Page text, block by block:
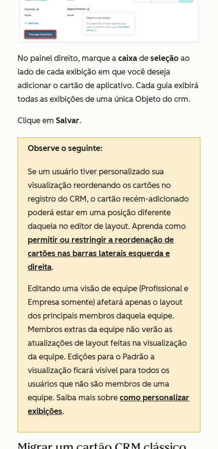
No painel direito, marque a caixa de seleção ao
lado de cada exibição em que você deseja
adicionar o cartão de aplicativo. Cada guia exibirá
todas as exibições de uma única Objeto do crm.
Clique em Salvar.
Observe o seguinte:
Se um usuário tiver personalizado sua
visualização reordenando os cartões no
registro do CRM, o cartão recém-adicionado
poderá estar em uma posição diferente
daquela no editor de layout. Aprenda como
permitir ou restringir a reordenação de
cartões nas barras laterais esquerda e
direita.
Editando uma visão de equipe (Profissional e
Empresa somente) afetará apenas o layout
dos principais membros daquela equipe.
Membros extras da equipe não verão as
atualizações de layout feitas na visualização
da equipe. Edições para o Padrão a
visualização ficará visível para todos os
usuários que não são membros de uma
equipe. Saiba mais sobre como personalizar
exibições.